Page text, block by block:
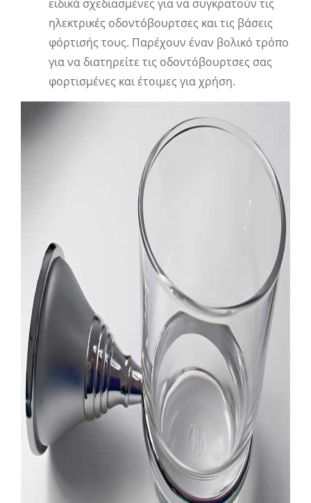
ειδικά σχεδιασμένες για να συγκρατούν τις
ηλεκτρικές οδοντόβουρτσες και τις βάσεις
φόρτισής τους. Παρέχουν έναν βολικό τρόπο
για να διατηρείτε τις οδοντόβουρτσες σας
φορτισμένες και έτοιμες για χρήση.